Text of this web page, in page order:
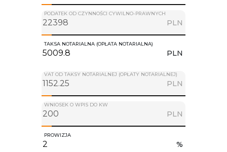
PODATEK OD CZYNNOŚCI CYWILNO-PRAWNYCH
PLN
TAKSA NOTARIALNA (OPŁATA NOTARIALNA)
PLN
VAT OD TAKSY NOTARIALNEJ (OPŁATY NOTARIALNEJ)
PLN
WNIOSEK O WPIS DO KW
PLN
PROWIZJA
%